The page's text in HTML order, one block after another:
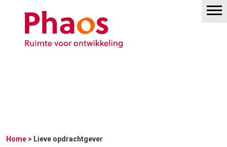
Home > Lieve opdrachtgever